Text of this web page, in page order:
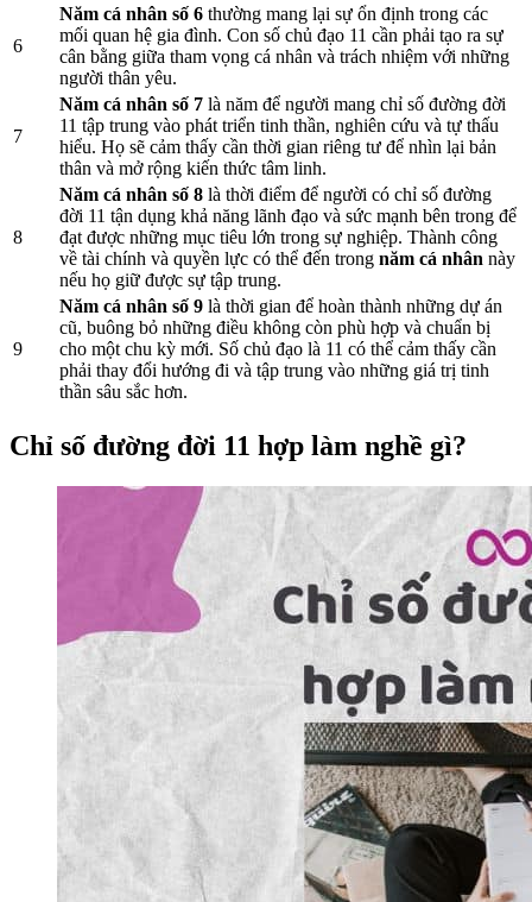
6
Năm cá nhân số 6 thường mang lại sự ổn định trong các
mối quan hệ gia đình. Con số chủ đạo 11 cần phải tạo ra sự
cân bằng giữa tham vọng cá nhân và trách nhiệm với những
người thân yêu.
7
Năm cá nhân số 7 là năm để người mang chỉ số đường đời
11 tập trung vào phát triển tinh thần, nghiên cứu và tự thấu
hiểu. Họ sẽ cảm thấy cần thời gian riêng tư để nhìn lại bản
thân và mở rộng kiến thức tâm linh.
8
Năm cá nhân số 8 là thời điểm để người có chỉ số đường
đời 11 tận dụng khả năng lãnh đạo và sức mạnh bên trong để
đạt được những mục tiêu lớn trong sự nghiệp. Thành công
về tài chính và quyền lực có thể đến trong năm cá nhân này
nếu họ giữ được sự tập trung.
9
Năm cá nhân số 9 là thời gian để hoàn thành những dự án
cũ, buông bỏ những điều không còn phù hợp và chuẩn bị
cho một chu kỳ mới. Số chủ đạo là 11 có thể cảm thấy cần
phải thay đổi hướng đi và tập trung vào những giá trị tinh
thần sâu sắc hơn.
Chỉ số đường đời 11 hợp làm nghề gì?